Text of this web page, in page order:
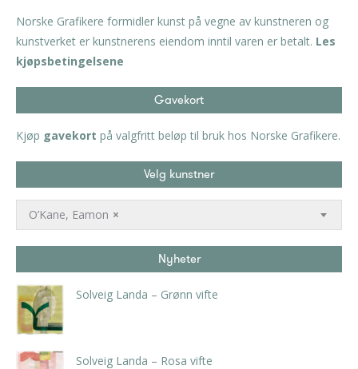
Norske Grafikere formidler kunst på vegne av kunstneren og
kunstverket er kunstnerens eiendom inntil varen er betalt. Les
kjøpsbetingelsene
Gavekort
Kjøp gavekort på valgfritt beløp til bruk hos Norske Grafikere.
Velg kunstner
×
O’Kane, Eamon
Nyheter
Solveig Landa – Grønn vifte
Solveig Landa – Rosa vifte